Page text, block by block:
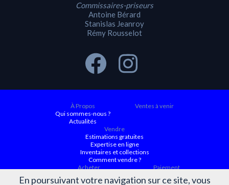
En poursuivant votre navigation sur ce site, vous
Commissaires-priseurs
Antoine Bérard
Stanislas Jeanroy
Rémy Rousselot
À Propos
Qui sommes-nous ?
Actualités
Ventes à venir
Vendre
Estimations gratuites
Expertise en ligne
Inventaires et collections
Comment vendre ?
Acheter
Ordre d'achat
Paiement